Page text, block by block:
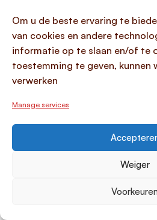
Om u de beste ervaring te
van cookies en andere
informatie op te slaan en/of te
toestemming te geven, kunnen
verwerken
Manage services
Weiger
Voorkeuren
onderneming te ondersteunen
doeleinden die bijdragen aan
kunt de lening inzetten voor
het vergroten van werkkapitaal,
onverwachte bedrijfskosten.
bestaande zakelijke schulden
meerdere leningen combineert
op rentekosten bespaart, wat
te onthouden dat de financiering
worden voor